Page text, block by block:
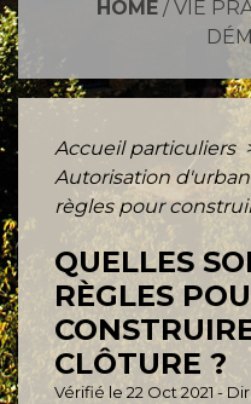
HOME/ VIE
Accueil particuliers
Autorisation
règles pour
QUELLES
RÈGLES
CLÔTURE ?
Vérifié le 22 Oct 2021 -